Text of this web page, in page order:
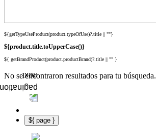
${getTypeUseProduct(product.typeOfUse)?.title || ""}
${product.title.toUpperCase()}
${ getBrandProduct(product.productBrand)?.title || "" }
No se encontraron resultados para tu búsqueda.
${ page }